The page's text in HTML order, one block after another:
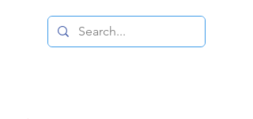
DISTRIBUIDORA DUCE